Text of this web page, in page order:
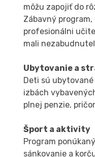
môžu zapojiť do
Zábavný
profesionálni
mali
Ubytovanie a
Deti sú
izbách
plnej penzie,
Šport a aktivity
Program
sánkovanie a